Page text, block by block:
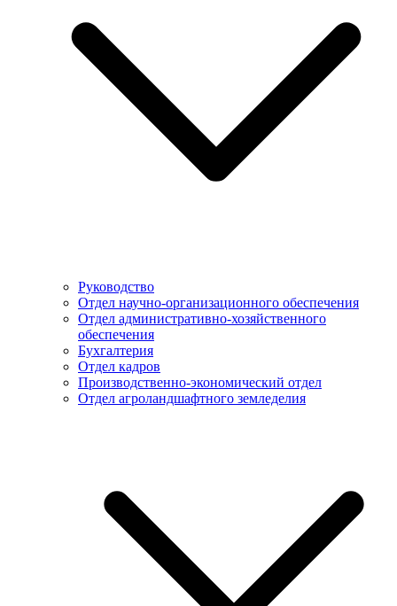
Руководство
Отдел научно-организационного обеспечения
Отдел административно-хозяйственного
обеспечения
Бухгалтерия
Отдел кадров
Производственно-экономический отдел
Отдел агроландшафтного земледелия